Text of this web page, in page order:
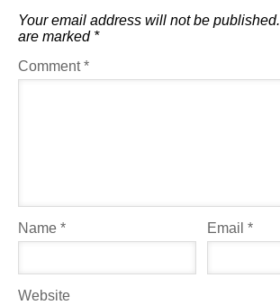
Your email address will not be published.
are marked *
Comment*
Name * Email*
Website